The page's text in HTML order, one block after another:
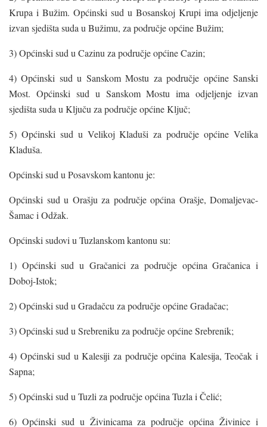
Krupa i Bužim. Općinski sud u Bosanskoj Krupi ima odjeljenje
izvan sjedišta suda u Bužimu, za područje općine Bužim;
3) Općinski sud u Cazinu za područje općine Cazin;
4) Općinski sud u Sanskom Mostu za područje općine Sanski
Most. Općinski sud u Sanskom Mostu ima odjeljenje izvan
sjedišta suda u Ključu za područje općine Ključ;
5) Općinski sud u Velikoj Kladuši za područje općine Velika
Kladuša.
Općinski sud u Posavskom kantonu je:
Općinski sud u Orašju za područje općina Orašje, Domaljevac-
Šamac i Odžak.
Općinski sudovi u Tuzlanskom kantonu su:
1) Općinski sud u Gračanici za područje općina Gračanica i
Doboj-Istok;
2) Općinski sud u Gradačcu za područje općine Gradačac;
3) Općinski sud u Srebreniku za područje općine Srebrenik;
4) Općinski sud u Kalesiji za područje općina Kalesija, Teočak i
Sapna;
5) Općinski sud u Tuzli za područje općina Tuzla i Čelić;
6) Općinski sud u Živinicama za područje općina Živinice i